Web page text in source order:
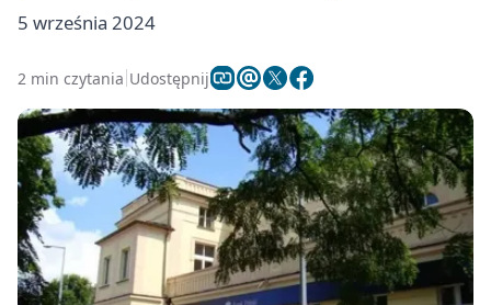
5 września 2024
2 min czytania Udostępnij